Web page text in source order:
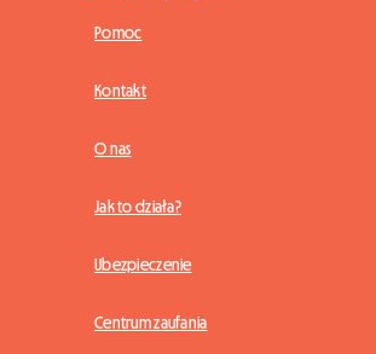
Pomoc
Kontakt
O nas
Jak to działa?
Ubezpieczenie
Centrum zaufania